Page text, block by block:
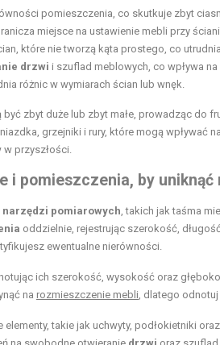
pomieszczenia, co skutkuje zbyt
miejsce na ustawienie mebli przy
które nie tworzą kąta prostego, co
drzwi i szuflad meblowych, co wpływa
różnic w wymiarach ścian lub wnęk.
być zbyt duże lub zbyt małe, prowadząc do
grzejniki i rury, które mogą wpływać
przyszłości.
i pomieszczenia, by uniknąć
pomiarowych , takich jak taśma
oddzielnie, rejestrując szerokość,
ewentualne nierówności.
ich szerokość, wysokość oraz
na rozmieszczenie mebli , dlatego
takie jak uchwyty, podłokietniki